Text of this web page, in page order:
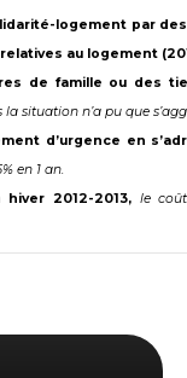
logement par
au logement
de famille ou des
situation n’a pu que
d’urgence en
en 1 an.
2012-2013, le